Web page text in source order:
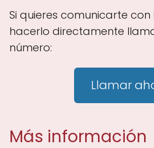
Si quieres comunicarte con
hacerlo directamente
número:
Llamar
Más información